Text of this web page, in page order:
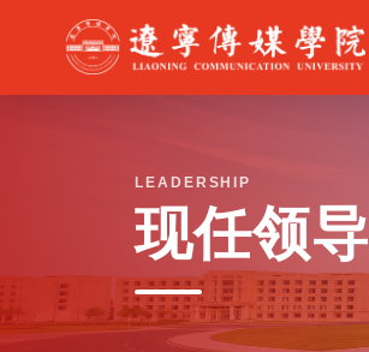
LEADERSHIP
现任领导